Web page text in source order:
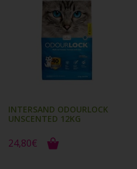
INTERSAND ODOURLOCK
UNSCENTED 12KG
24,80€